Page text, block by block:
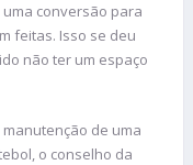
uma conversão para
feitas. Isso se deu
não ter um espaço
de uma
o conselho da